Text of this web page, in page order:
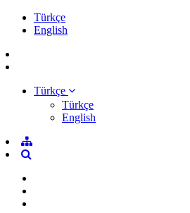
Türkçe
English
Türkçe
Türkçe
English